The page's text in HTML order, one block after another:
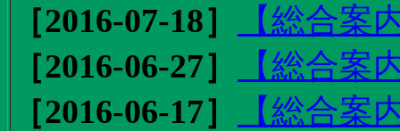
［2016-07-18］
【総合案
［2016-06-27］
【総合案
［2016-06-17］
【総合